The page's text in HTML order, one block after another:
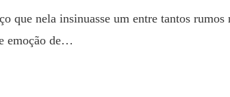
emoção de…